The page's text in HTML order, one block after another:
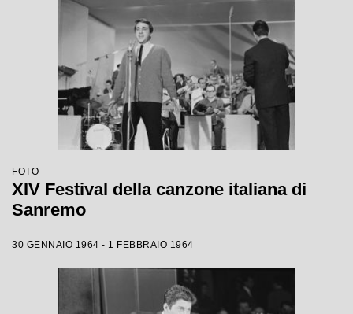
FOTO
XIV Festival della canzone italiana di
Sanremo
30 GENNAIO 1964 - 1 FEBBRAIO 1964